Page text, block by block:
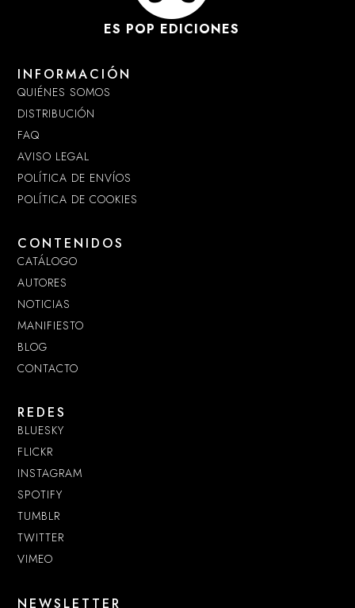
ES POP EDICIONES
INFORMACIÓN
QUIÉNES SOMOS
DISTRIBUCIÓN
FAQ
AVISO LEGAL
POLÍTICA DE ENVÍOS
POLÍTICA DE COOKIES
CONTENIDOS
CATÁLOGO
AUTORES
NOTICIAS
MANIFIESTO
BLOG
CONTACTO
REDES
BLUESKY
FLICKR
INSTAGRAM
SPOTIFY
TUMBLR
TWITTER
VIMEO
NEWSLETTER